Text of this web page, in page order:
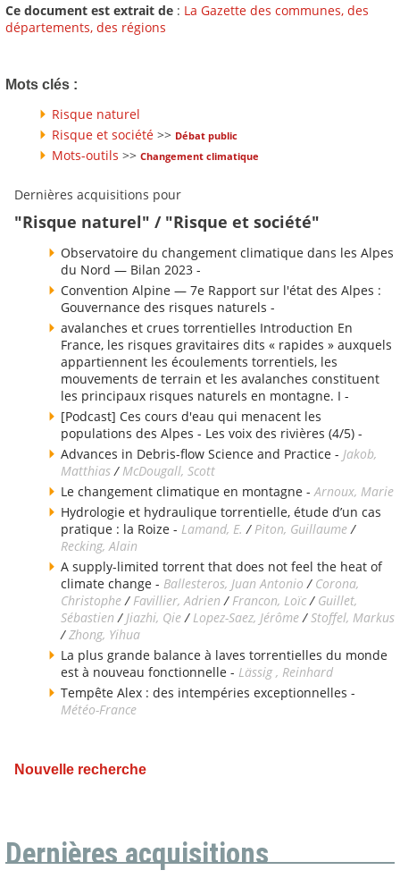
Ce document est extrait de : La Gazette des communes, des
départements, des régions
Mots clés :
Risque naturel
Risque et société >> Débat public
Mots-outils >> Changement climatique
Dernières acquisitions pour
"Risque naturel" / "Risque et société"
Observatoire du changement climatique dans les Alpes
du Nord — Bilan 2023 -
Convention Alpine — 7e Rapport sur l'état des Alpes :
Gouvernance des risques naturels -
avalanches et crues torrentielles Introduction En
France, les risques gravitaires dits « rapides » auxquels
appartiennent les écoulements torrentiels, les
mouvements de terrain et les avalanches constituent
les principaux risques naturels en montagne. I -
[Podcast] Ces cours d'eau qui menacent les
populations des Alpes - Les voix des rivières (4/5) -
Advances in Debris-flow Science and Practice - Jakob,
Matthias/McDougall, Scott
Le changement climatique en montagne -Arnoux, Marie
Hydrologie et hydraulique torrentielle, étude d’un cas
pratique : la Roize - Lamand, E. / Piton, Guillaume/
Recking, Alain
A supply-limited torrent that does not feel the heat of
climate change - Ballesteros, Juan Antonio / Corona,
Christophe/ Favillier, Adrien / Francon, Loïc/ Guillet,
Sébastien / Jiazhi, Qie/ Lopez-Saez, Jérôme/Stoffel, Markus
/Zhong, Yihua
La plus grande balance à laves torrentielles du monde
est à nouveau fonctionnelle - Lässig , Reinhard
Tempête Alex : des intempéries exceptionnelles -
Météo-France
Nouvelle recherche
Dernières acquisitions